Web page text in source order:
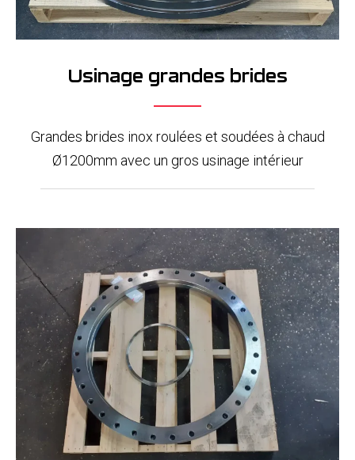
Usinage grandes brides
Grandes brides inox roulées et soudées à chaud
Ø1200mm avec un gros usinage intérieur